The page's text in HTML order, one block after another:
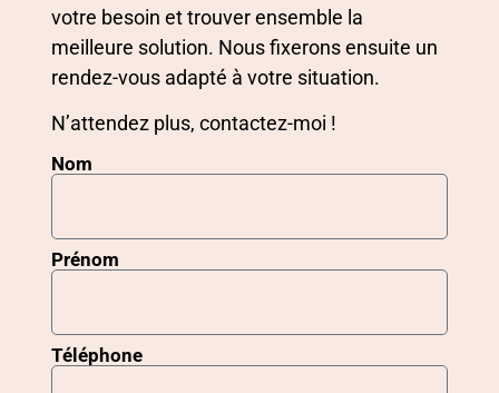
votre besoin et trouver ensemble la
meilleure solution. Nous fixerons ensuite un
rendez-vous adapté à votre situation.
N’attendez plus, contactez-moi !
Nom
Prénom
Téléphone